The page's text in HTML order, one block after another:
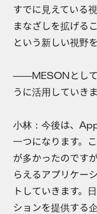
すでに見えている
まなざしを拡げる
という新しい視野
――MESONとして
うに活用していきま
小林：今後は、
一つになります。
が多かったのです
らえるアプリケー
トしていきます。
ションを提供する